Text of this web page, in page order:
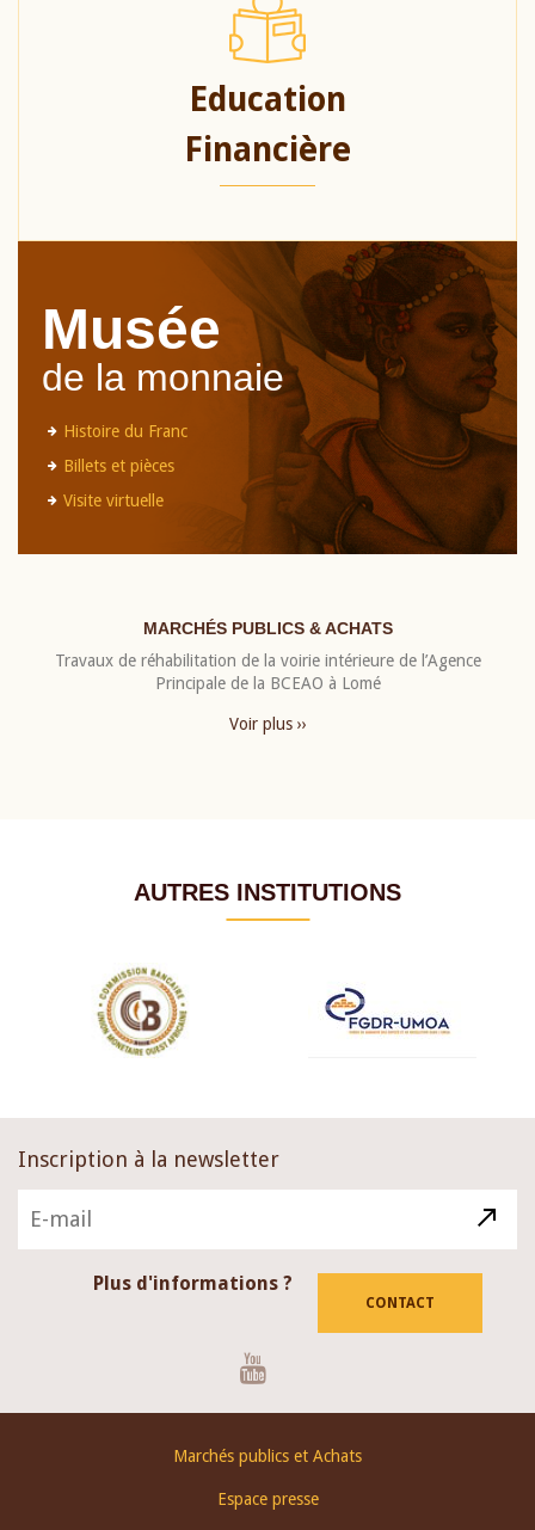
Education
Financière
Musée
de la monnaie
Histoire du Franc
Billets et pièces
Visite virtuelle
MARCHÉS PUBLICS & ACHATS
Travaux de réhabilitation de la voirie intérieure de l’Agence
Principale de la BCEAO à Lomé
Voir plus ››
AUTRES INSTITUTIONS
Inscription à la newsletter
Plus d'informations ?
CONTACT
Marchés publics et Achats
Espace presse